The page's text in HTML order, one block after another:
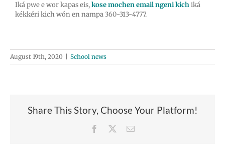
Iká pwe e wor kapas eis,kose mochen email ngeni kichiká
kékkéri kich wón en nampa 360-313-4777.
August 19th, 2020 School news
Share This Story, Choose Your Platform!
Facebook Email